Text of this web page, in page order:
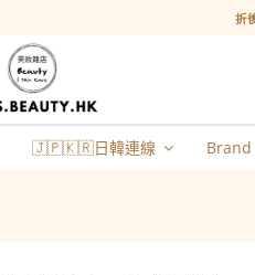
折後
🇯🇵🇰🇷日韓連線 Brand